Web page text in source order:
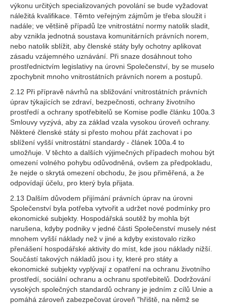
výkonu určitých specializovaných povolání se bude vyžadovat
náležitá kvalifikace. Těmto veřejným zájmům je třeba sloužit i
nadále; ve většině případů lze vnitrostátní normy natolik sladit,
aby vznikla jednotná soustava komunitárních právních norem,
nebo natolik sblížit, aby členské státy byly ochotny aplikovat
zásadu vzájemného uznávání. Při snaze dosáhnout toho
prostřednictvím legislativy na úrovni Společenství, by se muselo
zpochybnit mnoho vnitrostátních právních norem a postupů.
2.12 Při přípravě návrhů na sbližování vnitrostátních právních
úprav týkajících se zdraví, bezpečnosti, ochrany životního
prostředí a ochrany spotřebitelů se Komise podle článku 100a.3
Smlouvy vyzývá, aby za základ vzala vysokou úroveň ochrany.
Některé členské státy si přesto mohou přát zachovat i po
sblížení vyšší vnitrostátní standardy - článek 100a.4 to
umožňuje. V těchto a dalších výjimečných případech mohou být
omezení volného pohybu odůvodněná, ovšem za předpokladu,
že nejde o skrytá omezení obchodu, že jsou přiměřená, a že
odpovídají účelu, pro který byla přijata.
2.13 Dalším důvodem přijímání právních úprav na úrovni
Společenství byla potřeba vytvořit a udržet nové podmínky pro
ekonomické subjekty. Hospodářská soutěž by mohla být
narušena, kdyby podniky v jedné části Společenství musely nést
mnohem vyšší náklady než v jiné a kdyby existovalo riziko
přenášení hospodářské aktivity do míst, kde jsou náklady nižší.
Součástí takových nákladů jsou i ty, které pro státy a
ekonomické subjekty vyplývají z opatření na ochranu životního
prostředí, sociální ochranu a ochranu spotřebitelů. Dodržování
vysokých společných standardů ochrany je jedním z cílů Unie a
pomáhá zároveň zabezpečovat úroveň "hřiště, na němž se